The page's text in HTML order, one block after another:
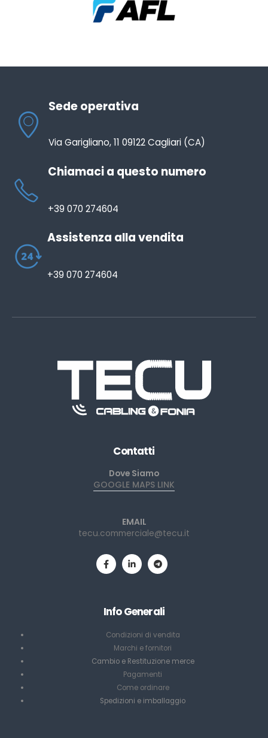
Sede operativa
Via Garigliano, 11 09122 Cagliari (CA)
Chiamaci a questo numero
+39 070 274604
Assistenza alla vendita
+39 070 274604
Contatti
Dove Siamo
GOOGLE MAPS LINK
EMAIL
tecu.commerciale@tecu.it
Info Generali
Condizioni di vendita
Marchi e fornitori
Cambio e Restituzione merce
Pagamenti
Come ordinare
Spedizioni e imballaggio